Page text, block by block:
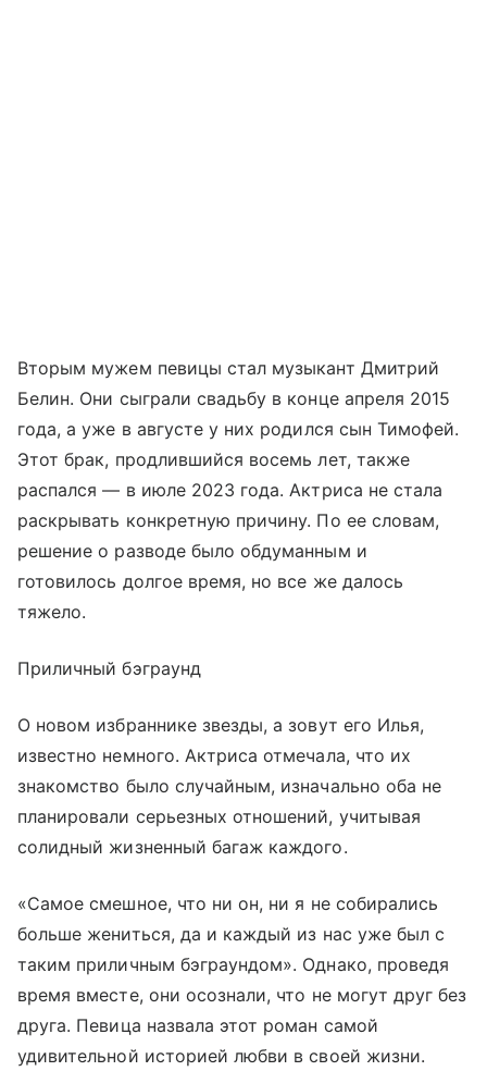
Вторым мужем певицы стал музыкант Дмитрий
Белин. Они сыграли свадьбу в конце апреля 2015
года, а уже в августе у них родился сын Тимофей.
Этот брак, продлившийся восемь лет, также
распался — в июле 2023 года. Актриса не стала
раскрывать конкретную причину. По ее словам,
решение о разводе было обдуманным и
готовилось долгое время, но все же далось
тяжело.
Приличный бэграунд
О новом избраннике звезды, а зовут его Илья,
известно немного. Актриса отмечала, что их
знакомство было случайным, изначально оба не
планировали серьезных отношений, учитывая
солидный жизненный багаж каждого.
«Самое смешное, что ни он, ни я не собирались
больше жениться, да и каждый из нас уже был с
таким приличным бэграундом». Однако, проведя
время вместе, они осознали, что не могут друг без
друга. Певица назвала этот роман самой
удивительной историей любви в своей жизни.